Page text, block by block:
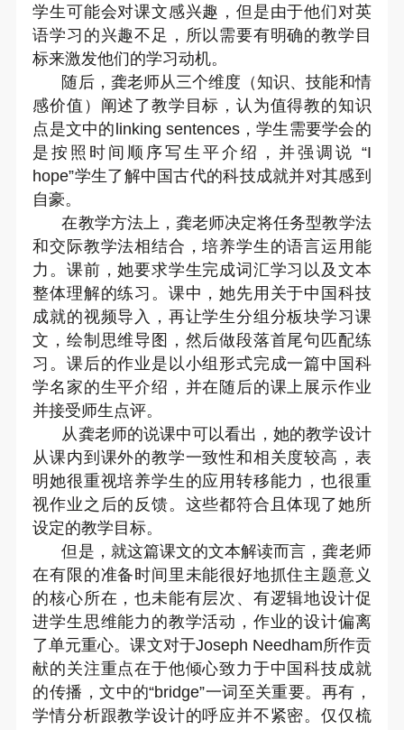
学生可能会对课文感兴趣，但是由于他们对英
语学习的兴趣不足，所以需要有明确的教学目
标来激发他们的学习动机。
随后，龚老师从三个维度（知识、技能和情
感价值）阐述了教学目标，认为值得教的知识
点是文中的 linking sentences，学生需要学会的
是按照时间顺序写生平介绍，并强调说 “I
hope”学生了解中国古代的科技成就并对其感到
自豪。
在教学方法上，龚老师决定将任务型教学法
和交际教学法相结合，培养学生的语言运用能
力。课前，她要求学生完成词汇学习以及文本
整体理解的练习。课中，她先用关于中国科技
成就的视频导入，再让学生分组分板块学习课
文，绘制思维导图，然后做段落首尾句匹配练
习。课后的作业是以小组形式完成一篇中国科
学名家的生平介绍，并在随后的课上展示作业
并接受师生点评。
从龚老师的说课中可以看出，她的教学设计
从课内到课外的教学一致性和相关度较高，表
明她很重视培养学生的应用转移能力，也很重
视作业之后的反馈。这些都符合且体现了她所
设定的教学目标。
但是，就这篇课文的文本解读而言，龚老师
在有限的准备时间里未能很好地抓住主题意义
的核心所在，也未能有层次、有逻辑地设计促
进学生思维能力的教学活动，作业的设计偏离
了单元重心。课文对于Joseph Needham所作贡
献的关注重点在于他倾心致力于中国科技成就
的传播，文中的“bridge”一词至关重要。再有，
学情分析跟教学设计的呼应并不紧密。仅仅梳